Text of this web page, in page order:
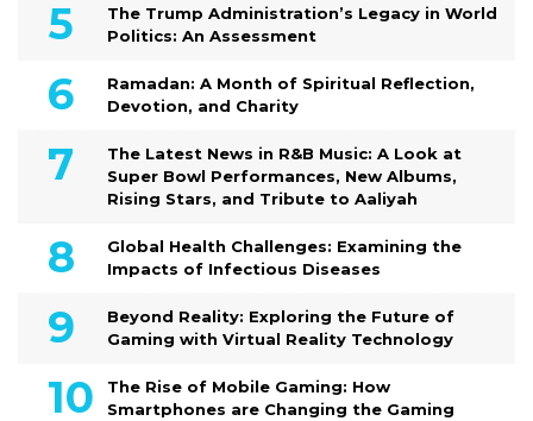
The Trump Administration’s Legacy in World
Politics: An Assessment
Ramadan: A Month of Spiritual Reflection,
Devotion, and Charity
The Latest News in R&B Music: A Look at
Super Bowl Performances, New Albums,
Rising Stars, and Tribute to Aaliyah
Global Health Challenges: Examining the
Impacts of Infectious Diseases
Beyond Reality: Exploring the Future of
Gaming with Virtual Reality Technology
The Rise of Mobile Gaming: How
Smartphones are Changing the Gaming